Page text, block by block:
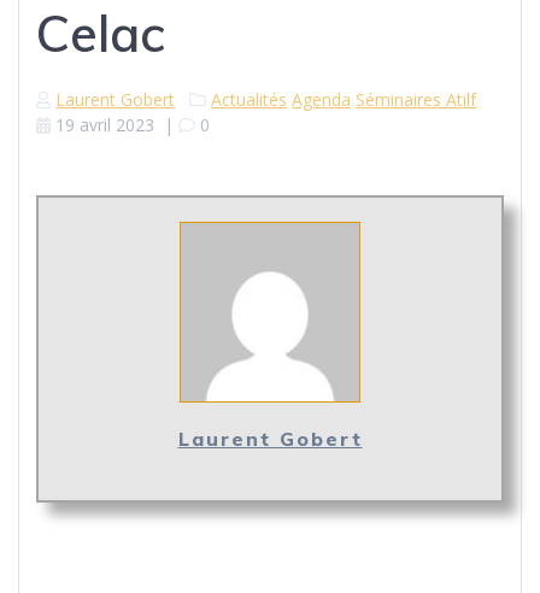
Celac
Laurent Gobert Actualités Agenda Séminaires Atilf
19 avril 2023 | 0
Laurent Gobert